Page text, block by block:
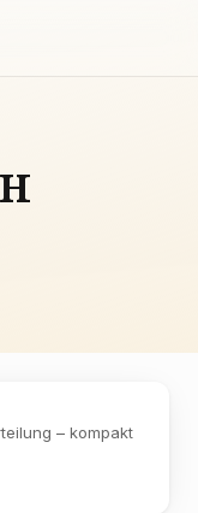
– kompakt